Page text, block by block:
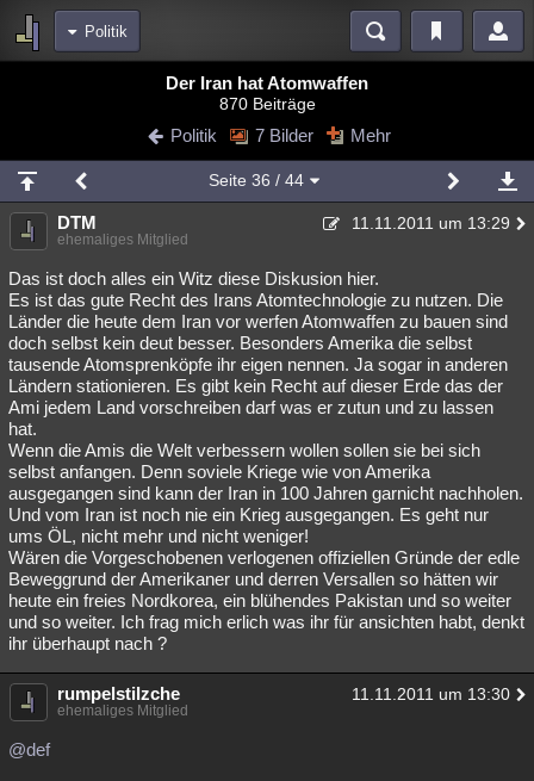
Politik
Blogs Videos
Chat Wiki Neuigkeiten
meine Rubriken
Menschen Mystery Kriminalfälle
Spiritualität Verschwörungen Technologie
Natur Umfragen Unterhaltung
weitere Rubriken
Philosophie Träume Orte Esoterik Literatur
Astronomie Helpdesk Gaming Filme
Musik Clash Verbesserungen Allmystery English
Übersichten
Besucht Teilgenommen Alle Neue Geschlossen
Lesenswert Schlüsselwörter
Der Iran hat Atomwaffen
870 Beiträge
Politik 7 Bilder Mehr
Seite 36 / 44
DTM 11.11.2011 um 13:29
ehemaliges Mitglied
Das ist doch alles ein Witz diese Diskusion hier.
Es ist das gute Recht des Irans Atomtechnologie zu nutzen. Die
Länder die heute dem Iran vor werfen Atomwaffen zu bauen sind
doch selbst kein deut besser. Besonders Amerika die selbst
tausende Atomsprenköpfe ihr eigen nennen. Ja sogar in anderen
Ländern stationieren. Es gibt kein Recht auf dieser Erde das der
Ami jedem Land vorschreiben darf was er zutun und zu lassen
hat.
Wenn die Amis die Welt verbessern wollen sollen sie bei sich
selbst anfangen. Denn soviele Kriege wie von Amerika
ausgegangen sind kann der Iran in 100 Jahren garnicht nachholen.
Und vom Iran ist noch nie ein Krieg ausgegangen. Es geht nur
ums ÖL, nicht mehr und nicht weniger!
Wären die Vorgeschobenen verlogenen offiziellen Gründe der edle
Beweggrund der Amerikaner und derren Versallen so hätten wir
heute ein freies Nordkorea, ein blühendes Pakistan und so weiter
und so weiter. Ich frag mich erlich was ihr für ansichten habt, denkt
ihr überhaupt nach ?
rumpelstilzche 11.11.2011 um 13:30
ehemaliges Mitglied
@def